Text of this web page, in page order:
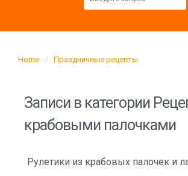
Home Праздничные рецепты
Записи в категории
крабовыми палочками
Рулетики из крабовых палочек и